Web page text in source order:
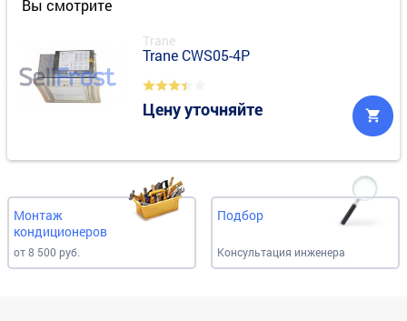
Вы смотрите
Trane
Trane CWS05-4P
Цену уточняйте
Монтаж
кондиционеров
от 8 500 руб.
Подбор
Консультация инженера